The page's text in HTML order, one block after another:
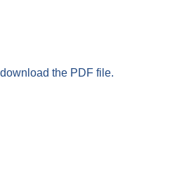
the PDF file.